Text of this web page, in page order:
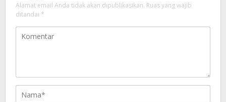
Alamat email Anda tidak akan dipublikasikan. Ruas yang wajib
ditandai *